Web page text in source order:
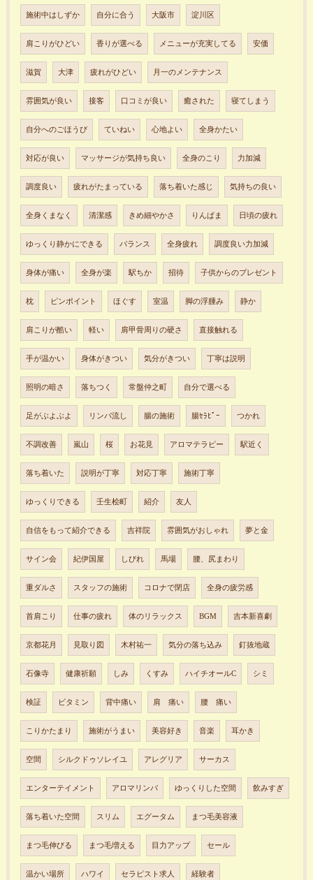
施術中はしずか 自分に合う 大阪市 淀川区
肩こりがひどい 香りが選べる メニューが充実してる 安価
滋賀 大津 疲れがひどい 月一のメンテナンス
雰囲気が良い 接客 口コミが良い 癒された 寝てしまう
自分へのごほうび ていねい 心地よい 全身かたい
対応が良い マッサージが気持ち良い 全身のこり 力加減
調度良い 疲れがたまっている 落ち着いた感じ 気持ちの良い
全身くまなく 清潔感 きめ細やかさ りんぱま 日頃の疲れ
ゆっくり静かにできる バランス 全身疲れ 調度良い力加減
身体が痛い 全身が楽 駅ちか 招待 子供からのプレゼント
枕 ピンポイント ほぐす 室温 脚の浮腫み 静か
肩こりが酷い 軽い 肩甲骨周りの硬さ 直接触れる
手が温かい 身体がきつい 気分がきつい 丁寧は説明
照明の暗さ 落ちつく 常盤仲之町 自分で選べる
足がぶよぶよ リンパ流し 腸の施術 腸ｾﾗﾋﾟｰ つかれ
不調改善 嵐山 桜 お花見 アロマテラピー 駅近く
落ち着いた 説明が丁寧 対応丁寧 施術丁寧
ゆっくりできる 壬生桧町 紹介 友人
自信をもって紹介できる 吉祥院 雰囲気がおしゃれ 夢と金
サイン会 紀伊国屋 しびれ 馬場 腰、尻まわり
重ダルさ スタッフの施術 コロナで閉店 全身の疲労感
首肩こり 仕事の疲れ 体のリラックス BGM 吉本新喜劇
京都花月 見取り図 木村祐一 気分の落ち込み 釘抜地蔵
石像寺 健康祈願 しみ くすみ ハイチオールC シミ
検証 ビタミン 背中痛い 肩 痛い 腰 痛い
こりかたまり 施術がうまい 美容好き 音楽 耳かき
空間 シルクドゥソレイユ アレグリア サーカス
エンターテイメント アロマリンパ ゆっくりした空間 飲みすぎ
落ち着いた空間 スリム エグータム まつ毛美容液
まつ毛伸びる まつ毛増える 目力アップ セール
温かい場所 ハワイ セラピスト求人 経験者